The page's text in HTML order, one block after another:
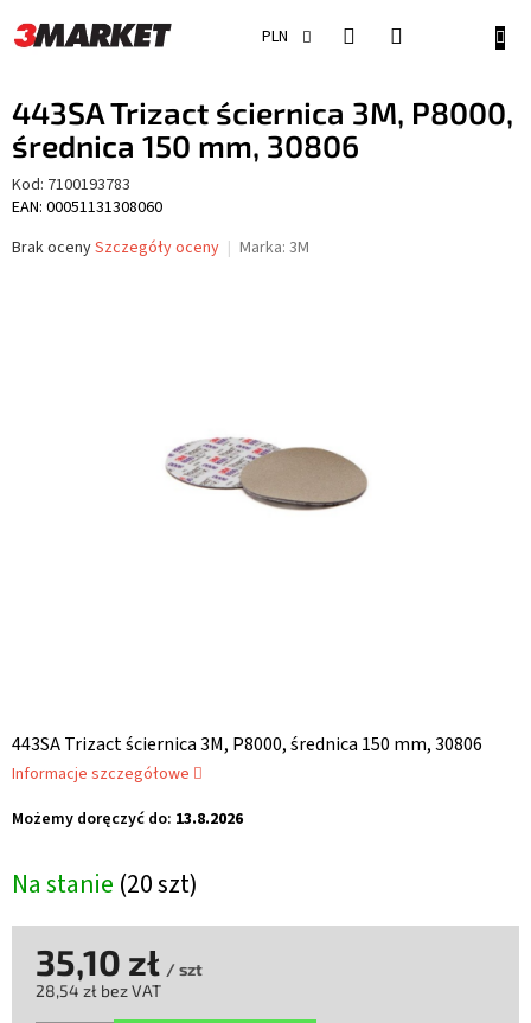
do
treści
PLN
443SA Trizact ściernica 3M, P8000,
średnica 150 mm, 30806
Kod: 7100193783
EAN: 00051131308060
Średnia
Brak ocenySzczegóły oceny Marka: 3M
Na stanie (20 szt)
Możemy doręczyć do: 13.8.2026
443SA Trizact ściernica 3M, P8000, średnica 150 mm, 30806
Informacje szczegółowe
35,10 zł / szt
28,54 zł bez VAT